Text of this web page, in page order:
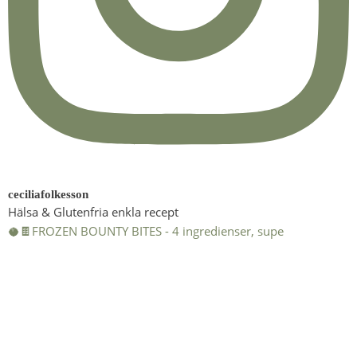
ceciliafolkesson
Hälsa & Glutenfria enkla recept
🥥🍫FROZEN BOUNTY BITES - 4 ingredienser, supe